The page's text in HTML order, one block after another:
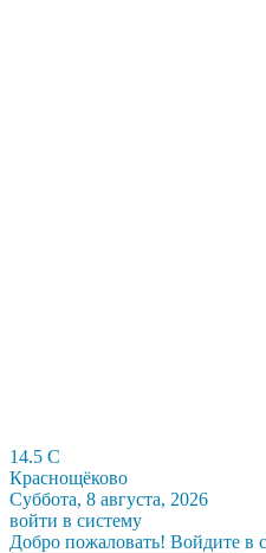
14.5 C
Краснощёково
Суббота, 8 августа, 2026
войти в систему
Добро пожаловать! Войдите в